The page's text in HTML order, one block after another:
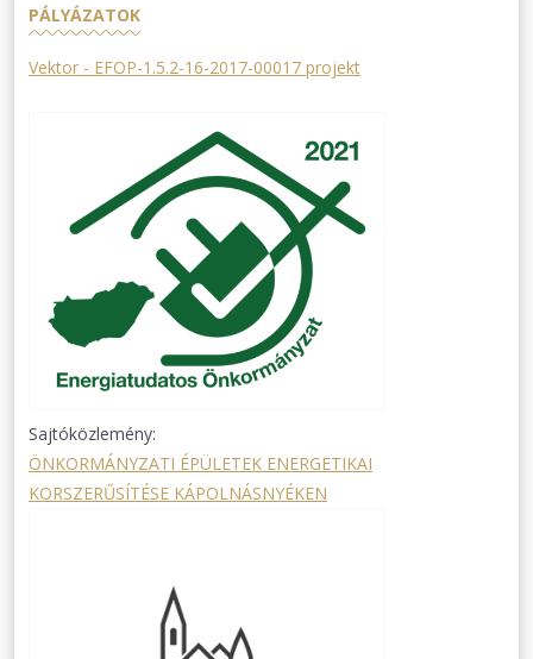
PÁLYÁZATOK
Vektor - EFOP-1.5.2-16-2017-00017 projekt
Sajtóközlemény:
ÖNKORMÁNYZATI ÉPÜLETEK ENERGETIKAI
KORSZERŰSÍTÉSE KÁPOLNÁSNYÉKEN